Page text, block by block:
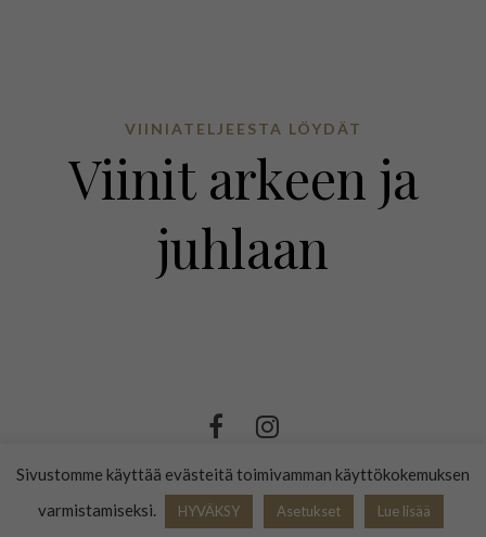
VIINIATELJEESTA LÖYDÄT
Viinit arkeen ja
juhlaan
© 2025 VIINIATELJEE |
KOTISIVUT YRITYKSELLE: FOORLY
BBWINES OY | Y-TUNNUS 2009865-8TIETOSUOJASELOSTE
Sivustomme käyttää evästeitä toimivamman käyttökokemuksen
varmistamiseksi.
HYVÄKSY Asetukset Lue lisää